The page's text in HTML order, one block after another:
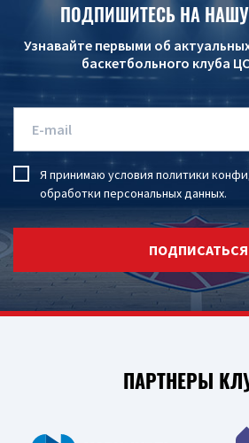
ПОДПИШИТЕСЬ НА
Узнавайте первыми об
баскетбольного клуба
Я принимаю условия политики
обработки персональных данных.
ПОДПИСАТЬСЯ
ПАРТНЕРЫ